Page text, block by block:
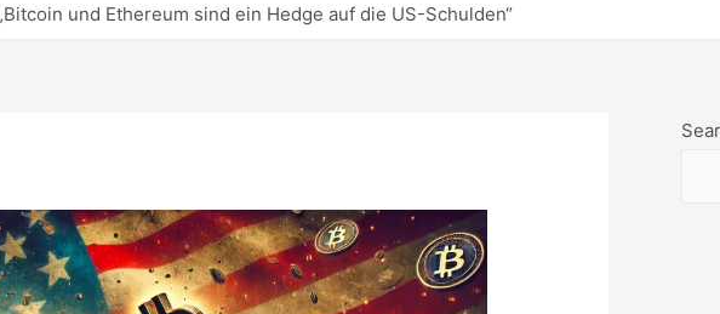
und Ethereum sind ein Hedge auf die US-Schulden“